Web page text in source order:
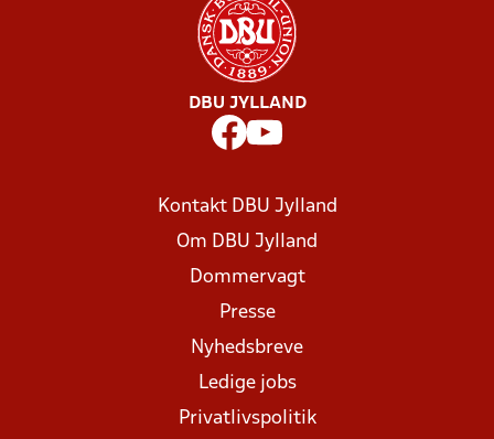
DBU JYLLAND
Kontakt DBU Jylland
Om DBU Jylland
Dommervagt
Presse
Nyhedsbreve
Ledige jobs
Privatlivspolitik